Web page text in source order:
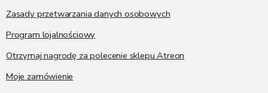
Zasady przetwarzania danych osobowych
Program lojalnościowy
Otrzymaj nagrodę za polecenie sklepu Atreon
Moje zamówienie